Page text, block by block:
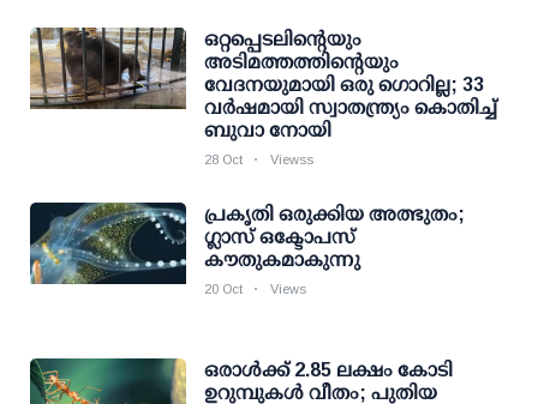
ഒറ്റപ്പെടലിന്റെയും
അടിമത്തത്തിന്റെയും
വേദനയുമായി ഒരു ഗൊറില്ല; 33
വര്‍ഷമായി സ്വാതന്ത്ര്യം കൊതിച്ച്
ബുവാ നോയി
28 Oct Viewss
പ്രകൃതി ഒരുക്കിയ അത്ഭുതം;
ഗ്ലാസ് ഒക്ടോപസ്
കൗതുകമാകുന്നു
20 Oct Views
ഒരാൾക്ക് 2.85 ലക്ഷം കോടി
ഉറുമ്പുകൾ വീതം; പുതിയ